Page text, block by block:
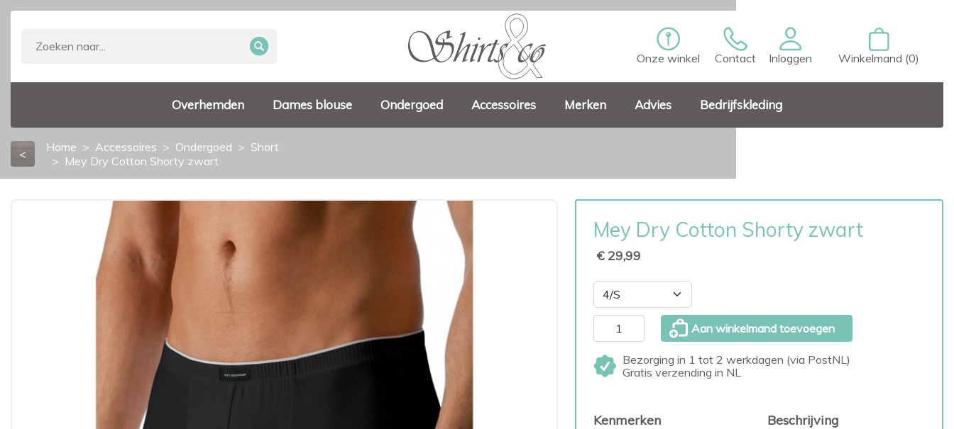
Onze winkel Contact Inloggen Winkelmand (0)
Overhemden Dames blouse Ondergoed Accessoires Merken Advies Bedrijfskleding
< Home Accessoires Ondergoed
Short
Mey Dry Cotton Shorty zwart
Mey Dry Cotton Shorty zwart
€ 29,99
Aan winkelmand toevoegen
Bezorging in 1 tot 2 werkdagen (via PostNL)
Gratis verzending in NL
Kenmerken Beschrijving